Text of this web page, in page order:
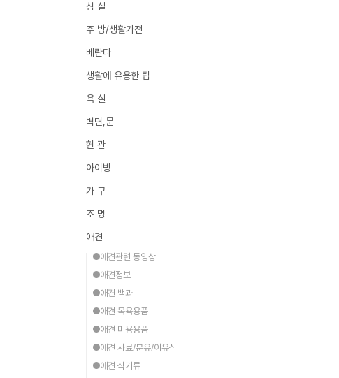
침 실
주 방/생활가전
베란다
생활에 유용한 팁
욕 실
벽면,문
현 관
아이방
가 구
조 명
애견
●애견관련 동영상
●애견정보
●애견 백과
●애견 목욕용품
●애견 미용용품
●애견 사료/분유/이유식
●애견 식기류